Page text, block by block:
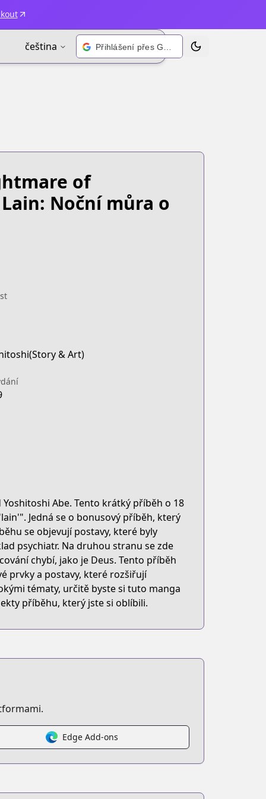
čeština Přepnout motiv
of
Noční můra o
& Art)
Abe. Tento krátký příběh o 18
Jedná se o bonusový příběh, který
se objevují postavy, které byly
psychiatr. Na druhou stranu se zde
chybí, jako je Deus. Tento příběh
prvky a postavy, které rozšiřují
tématy, určitě byste si tuto manga
příběhu, který jste si oblíbili.
Edge Add-ons